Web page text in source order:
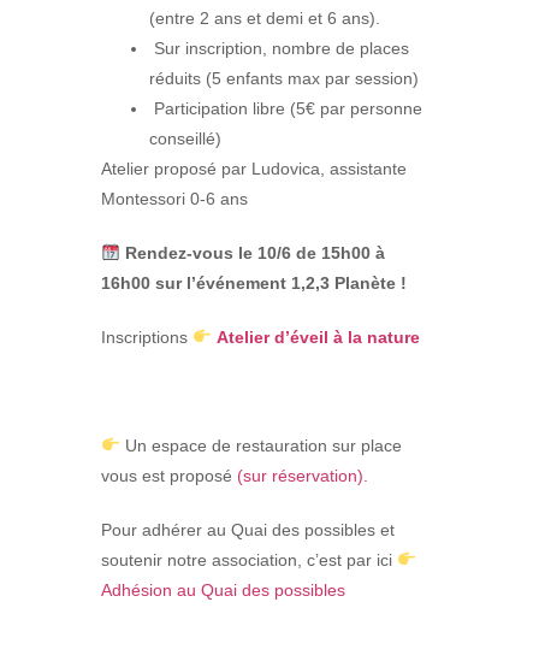
(entre 2 ans et demi et 6 ans).
Sur inscription, nombre de places
réduits (5 enfants max par session)
Participation libre (5€ par personne
conseillé)
Atelier proposé par Ludovica, assistante
Montessori 0-6 ans
Rendez-vous le 10/6 de 15h00 à
16h00 sur l’événement 1,2,3 Planète !
Inscriptions Atelier d’éveil à la nature
Un espace de restauration sur place
vous est proposé (sur réservation).
Pour adhérer au Quai des possibles et
soutenir notre association, c’est par ici
Adhésion au Quai des possibles